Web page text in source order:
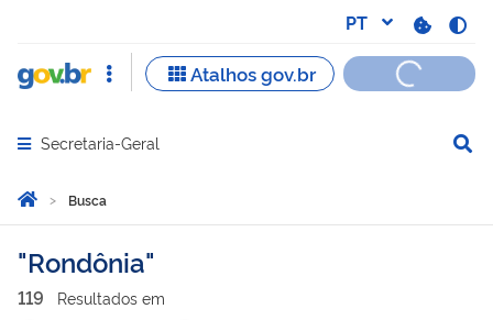
Abrir menu principal de navegação
Secretaria-Geral
Você está aqui:
Página Inicial
Busca
Busca
Rondônia
119 Resultados em